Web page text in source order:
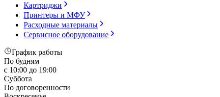
Картриджи
Принтеры и МФУ
Расходные материалы
Сервисное оборудование
График работы
По будням
с 10:00 до 19:00
Суббота
По договоренности